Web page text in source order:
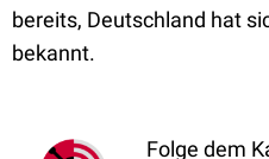
bereits, Deutschland hat
bekannt.
Folge dem